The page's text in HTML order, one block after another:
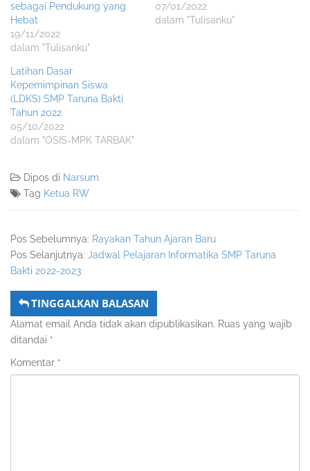
sebagai Pendukung yang
Hebat
19/11/2022
dalam "Tulisanku"
07/01/2022
dalam "Tulisanku"
Latihan Dasar
Kepemimpinan Siswa
(LDKS) SMP Taruna Bakti
Tahun 2022
05/10/2022
dalam "OSIS-MPK TARBAK"
Dipos di Narsum
Tag Ketua RW
Pos Sebelumnya: Rayakan Tahun Ajaran Baru
Pos Selanjutnya: Jadwal Pelajaran Informatika SMP Taruna
Bakti 2022-2023
TINGGALKAN BALASAN
Alamat email Anda tidak akan dipublikasikan. Ruas yang wajib
ditandai *
Komentar *